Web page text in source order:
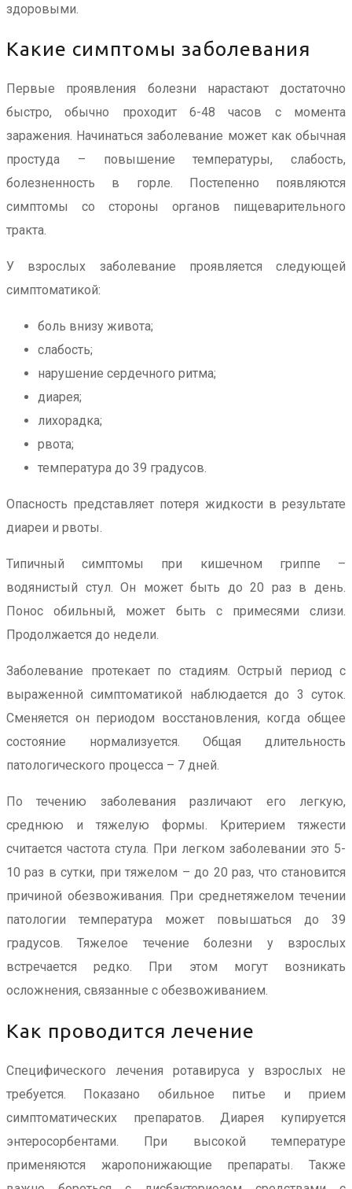
здоровыми.
Какие симптомы заболевания
Первые проявления болезни нарастают достаточно
быстро, обычно проходит 6-48 часов с момента
заражения. Начинаться заболевание может как обычная
простуда – повышение температуры, слабость,
болезненность в горле. Постепенно появляются
симптомы со стороны органов пищеварительного
тракта.
У взрослых заболевание проявляется следующей
симптоматикой:
боль внизу живота;
слабость;
нарушение сердечного ритма;
диарея;
лихорадка;
рвота;
температура до 39 градусов.
Опасность представляет потеря жидкости в результате
диареи и рвоты.
Типичный симптомы при кишечном гриппе –
водянистый стул. Он может быть до 20 раз в день.
Понос обильный, может быть с примесями слизи.
Продолжается до недели.
Заболевание протекает по стадиям. Острый период с
выраженной симптоматикой наблюдается до 3 суток.
Сменяется он периодом восстановления, когда общее
состояние нормализуется. Общая длительность
патологического процесса – 7 дней.
По течению заболевания различают его легкую,
среднюю и тяжелую формы. Критерием тяжести
считается частота стула. При легком заболевании это 5-
10 раз в сутки, при тяжелом – до 20 раз, что становится
причиной обезвоживания. При среднетяжелом течении
патологии температура может повышаться до 39
градусов. Тяжелое течение болезни у взрослых
встречается редко. При этом могут возникать
осложнения, связанные с обезвоживанием.
Как проводится лечение
Специфического лечения ротавируса у взрослых не
требуется. Показано обильное питье и прием
симптоматических препаратов. Диарея купируется
энтеросорбентами. При высокой температуре
применяются жаропонижающие препараты. Также